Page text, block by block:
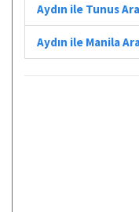
Aydın ile Tunus
Aydın ile Manila